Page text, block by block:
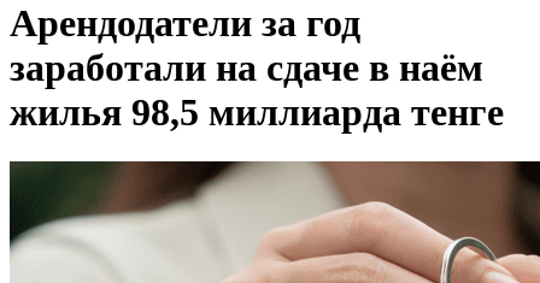
Арендодатели за год
заработали на сдаче в наём
жилья 98,5 миллиарда тенге